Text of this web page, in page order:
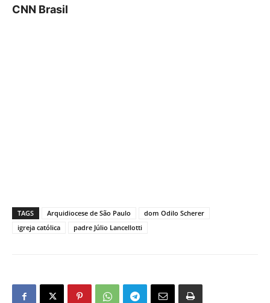
CNN Brasil
TAGS Arquidiocese de São Paulo
dom Odilo Scherer
igreja católica
padre Júlio Lancellotti